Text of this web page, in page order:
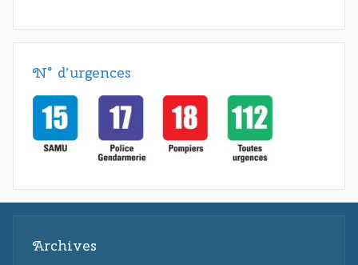
N° d’urgences
Archives